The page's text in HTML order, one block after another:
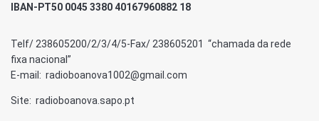
IBAN-PT50 0045 3380 40167960882 18
Telf/ 238605200/2/3/4/5-Fax/ 238605201 “chamada da rede
fixa nacional”
E-mail: radioboanova1002@gmail.com
Site: radioboanova.sapo.pt